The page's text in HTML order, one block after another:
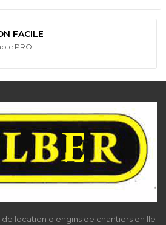
FACILE
PRO
de location d'engins de chantiers en Ile